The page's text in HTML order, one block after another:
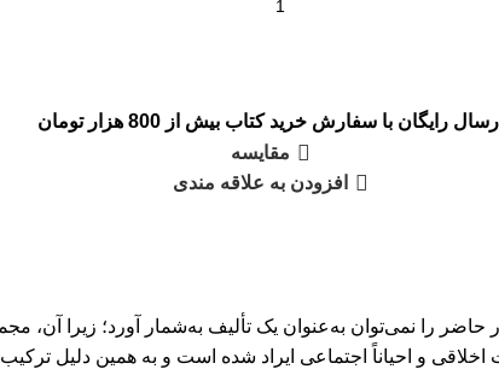
ارسال رایگان با سفارش خرید کتاب بیش از 800 هزار تومان
مقایسه
افزودن به علاقه مندی
حاضر را نمی‌توان به‌عنوان یک تألیف به‌شمار آورد؛ زیرا
و احیاناً اجتماعی ایراد شده است و به همین دلیل